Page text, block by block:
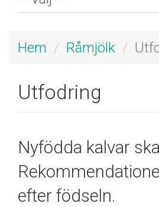
Hem Råmjölk
Utfodring
Nyfödda kalvar
efter födseln.